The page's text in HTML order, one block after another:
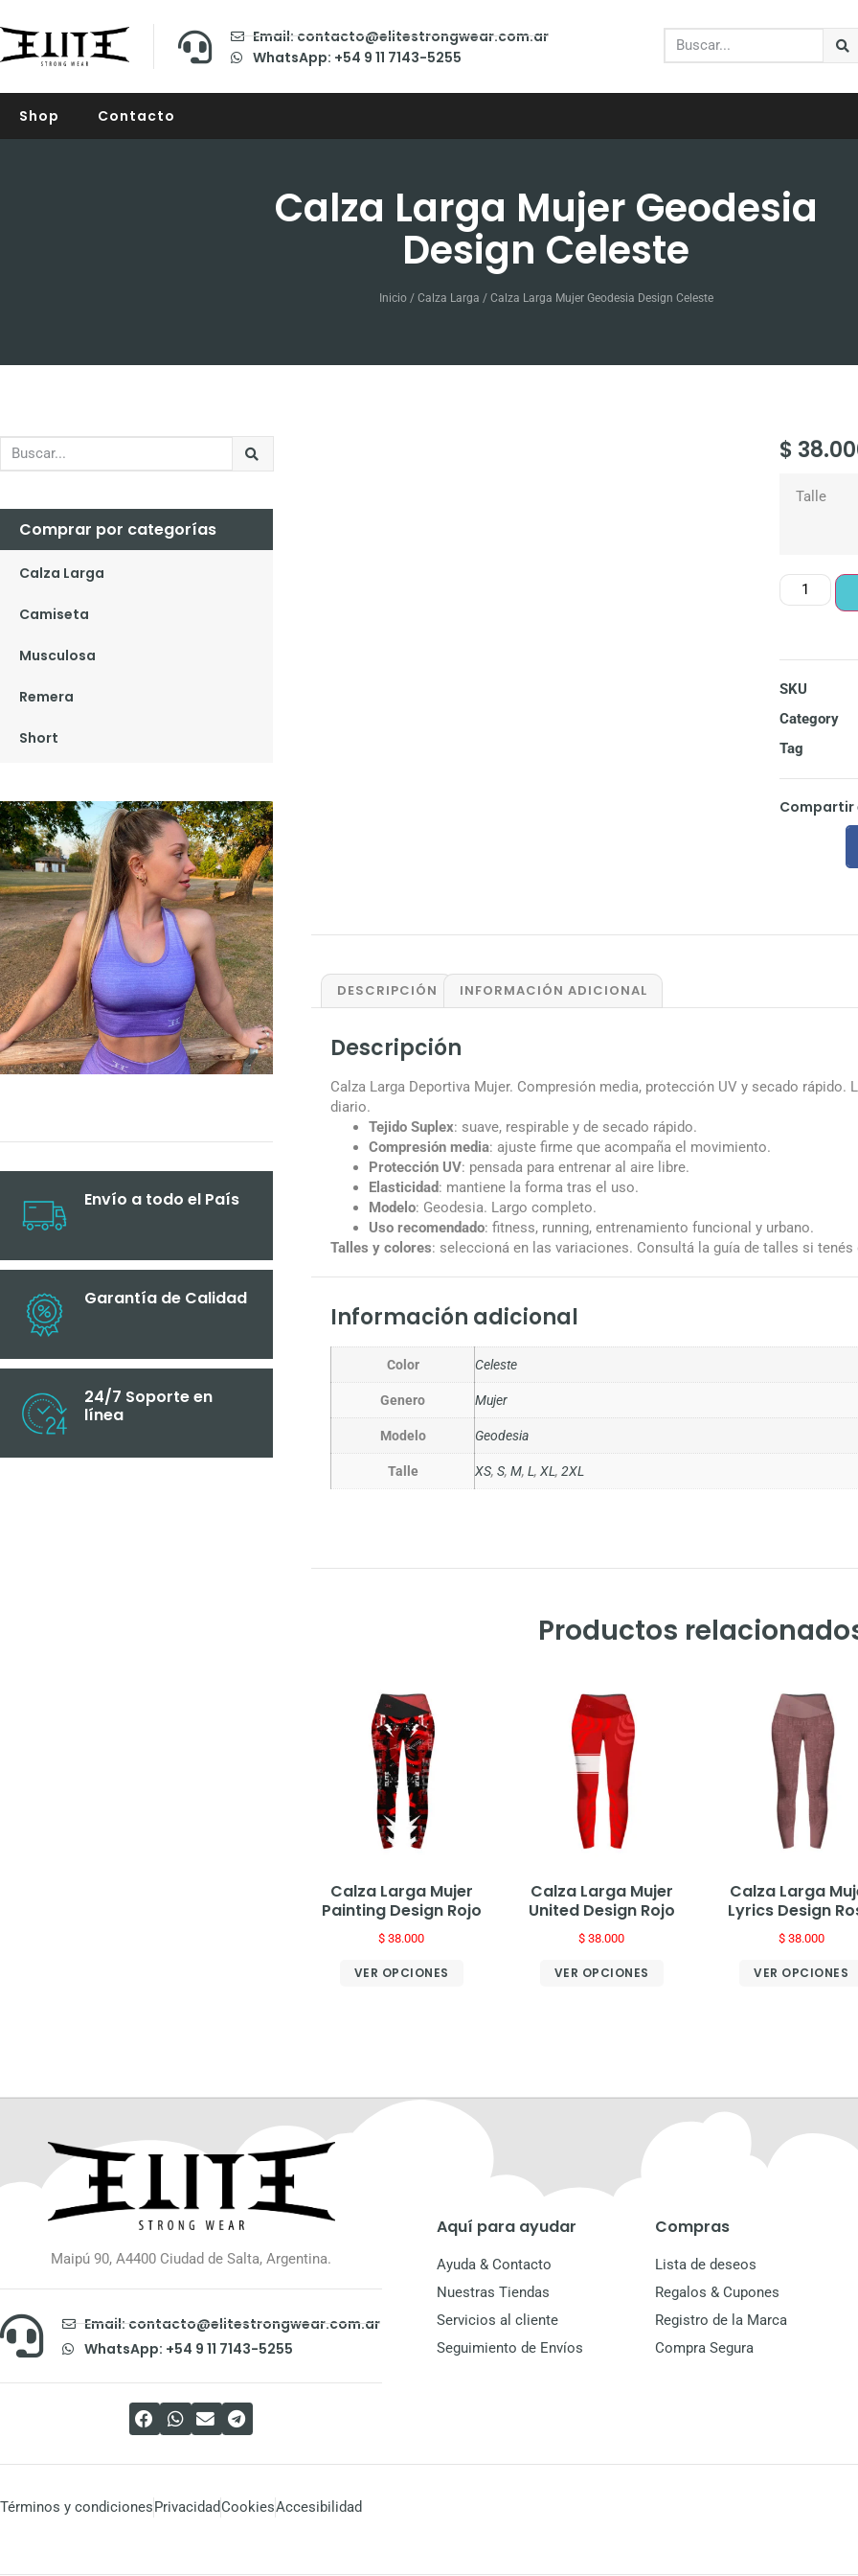
Email: contacto@elitestrongwear.com.ar
WhatsApp: +54 9 11 7143-5255
Shop Contacto
Calza Larga Mujer Geodesia
Design Celeste
Inicio/ Calza Larga / Calza Larga Mujer Geodesia Design Celeste
Comprar por categorías
Calza Larga
Camiseta
Musculosa
Remera
Short
Envío a todo el País
Garantía de Calidad
24/7 Soporte en
línea
$
Talle
SKU
Category
Tag
Compartir
DESCRIPCIÓN INFORMACIÓN ADICIONAL
Descripción
Calza Larga Deportiva Mujer. Compresión media, protección UV y secado rápido.
diario.
Tejido Suplex: suave, respirable y de secado rápido.
Compresión media: ajuste firme que acompaña el movimiento.
Protección UV: pensada para entrenar al aire libre.
Elasticidad: mantiene la forma tras el uso.
Modelo: Geodesia. Largo completo.
Uso recomendado: fitness, running, entrenamiento funcional y urbano.
Talles y colores: seleccioná en las variaciones. Consultá la guía de talles si tenés
Información adicional
Color Celeste
Genero Mujer
Modelo Geodesia
Talle XS, S, M, L, XL, 2XL
Productos
Calza Larga Mujer
Painting Design Rojo
$ 38.000
VER OPCIONES
Calza Larga Mujer
United Design Rojo
$ 38.000
VER OPCIONES
Calza Larga
Lyrics Design
$38.000
VER OPCIONES
Maipú 90, A4400 Ciudad de Salta, Argentina.
Email: contacto@elitestrongwear.com.ar
WhatsApp: +54 9 11 7143-5255
Aquí para ayudar
Ayuda & Contacto
Nuestras Tiendas
Servicios al cliente
Seguimiento de Envíos
Compras
Lista de deseos
Regalos & Cupones
Registro de la Marca
Compra Segura
Términos y condicionesPrivacidadCookiesAccesibilidad